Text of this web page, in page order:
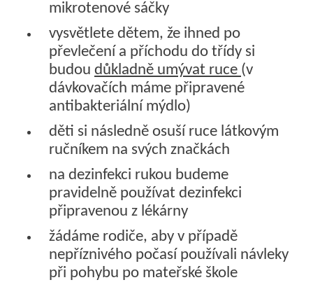
mikrotenové sáčky
vysvětlete dětem, že ihned po
převlečení a příchodu do třídy si
budou důkladně umývat ruce (v
dávkovačích máme připravené
antibakteriální mýdlo)
děti si následně osuší ruce látkovým
ručníkem na svých značkách
na dezinfekci rukou budeme
pravidelně používat dezinfekci
připravenou z lékárny
žádáme rodiče, aby v případě
nepříznivého počasí používali návleky
při pohybu po mateřské škole